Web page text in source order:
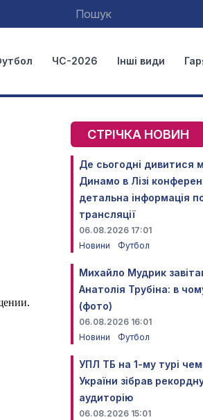
ЧС-2026 Інші види
СТРІЧКА НОВИН
Де сьогодні дивитися
Динамо в Лізі
детальна інформація
трансляції
06.08.2026 17:01
Новини
Футбол
Михайло Мудрик
Анатолія Трубіна: в
(фото)
06.08.2026 16:01
Новини
Футбол
УПЛ ТБ на 1-му турі
України зібрав
аудиторію
06.08.2026 15:01